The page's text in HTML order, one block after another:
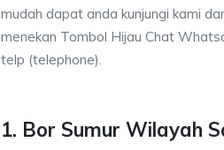
mudah dapat anda kunjungi kami
menekan Tombol Hijau Chat
telp (telephone).
1. Bor Sumur Wilayah